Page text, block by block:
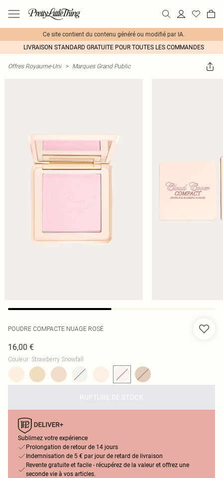
Ce site contient du contenu généré ou modifié par IA.
LIVRAISON STANDARD GRATUITE POUR TOUTES LES COMMANDES
Offres Royaume-Uni > Marques Grand Public
POUDRE COMPACTE NUAGE ROSÉ
16,00 €
Couleur: Strawberry Snowfall
RUPTURE DE STOCK
Sublimez votre expérience
Prolongation de retour de 14 jours
Indemnisation de 5 € par jour de retard de livraison
Revente gratuite et facile - récupérez de la valeur et offrez une
seconde vie à vos articles.